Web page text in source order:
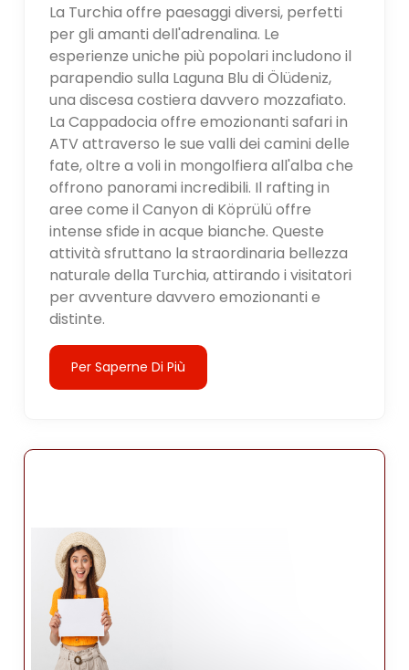
La Turchia offre paesaggi diversi, perfetti
per gli amanti dell'adrenalina. Le
esperienze uniche più popolari includono il
parapendio sulla Laguna Blu di Ölüdeniz,
una discesa costiera davvero mozzafiato.
La Cappadocia offre emozionanti safari in
ATV attraverso le sue valli dei camini delle
fate, oltre a voli in mongolfiera all'alba che
offrono panorami incredibili. Il rafting in
aree come il Canyon di Köprülü offre
intense sfide in acque bianche. Queste
attività sfruttano la straordinaria bellezza
naturale della Turchia, attirando i visitatori
per avventure davvero emozionanti e
distinte.
Per Saperne Di Più